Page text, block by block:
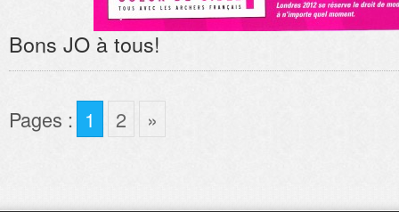
Bons JO à tous!
Pages : 1 2 »